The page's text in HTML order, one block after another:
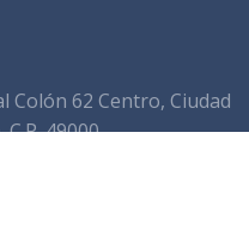
Colón 62 Centro, Ciudad
C.P. 49000